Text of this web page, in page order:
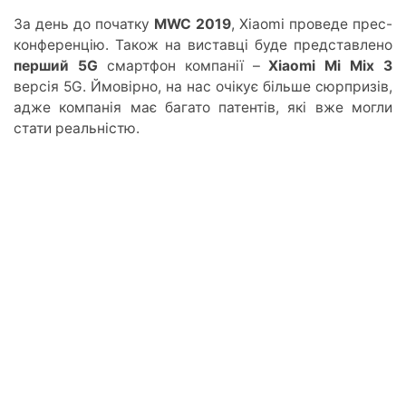
За день до початку MWC 2019, Xiaomi проведе прес-
конференцію. Також на виставці буде представлено
перший 5G смартфон компанії –Xiaomi Mi Mix 3
версія 5G. Ймовірно, на нас очікує більше сюрпризів,
адже компанія має багато патентів, які вже могли
стати реальністю.